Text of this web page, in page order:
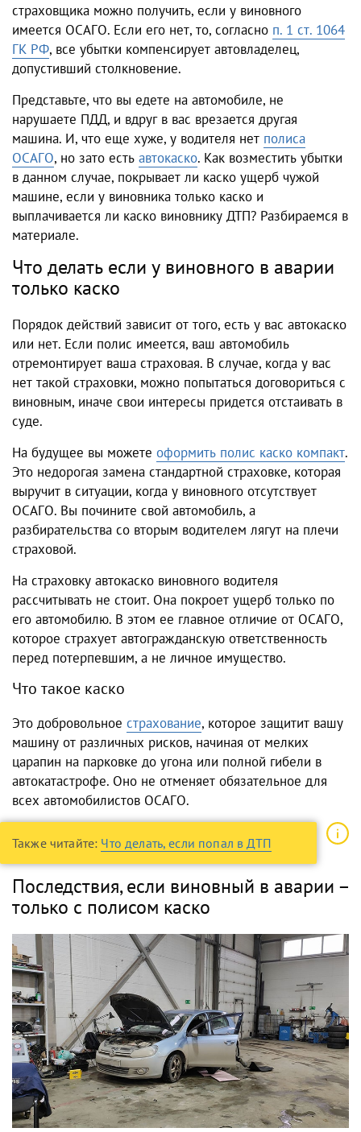
страховщика можно получить, если у виновного
имеется ОСАГО. Если его нет, то, согласно п. 1 ст. 1064
ГК РФ, все убытки компенсирует автовладелец,
допустивший столкновение.
Представьте, что вы едете на автомобиле, не
нарушаете ПДД, и вдруг в вас врезается другая
машина. И, что еще хуже, у водителя нет полиса
ОСАГО, но зато есть автокаско. Как возместить убытки
в данном случае, покрывает ли каско ущерб чужой
машине, если у виновника только каско и
выплачивается ли каско виновнику ДТП? Разбираемся в
материале.
Что делать если у виновного в аварии
только каско
Порядок действий зависит от того, есть у вас автокаско
или нет. Если полис имеется, ваш автомобиль
отремонтирует ваша страховая. В случае, когда у вас
нет такой страховки, можно попытаться договориться с
виновным, иначе свои интересы придется отстаивать в
суде.
На будущее вы можете оформить полис каско компакт.
Это недорогая замена стандартной страховке, которая
выручит в ситуации, когда у виновного отсутствует
ОСАГО. Вы почините свой автомобиль, а
разбирательства со вторым водителем лягут на плечи
страховой.
На страховку автокаско виновного водителя
рассчитывать не стоит. Она покроет ущерб только по
его автомобилю. В этом ее главное отличие от ОСАГО,
которое страхует автогражданскую ответственность
перед потерпевшим, а не личное имущество.
Что такое каско
Это добровольное страхование, которое защитит вашу
машину от различных рисков, начиная от мелких
царапин на парковке до угона или полной гибели в
автокатастрофе. Оно не отменяет обязательное для
всех автомобилистов ОСАГО.
Также читайте: Что делать, если попал в ДТП
Последствия, если виновный в аварии –
только с полисом каско